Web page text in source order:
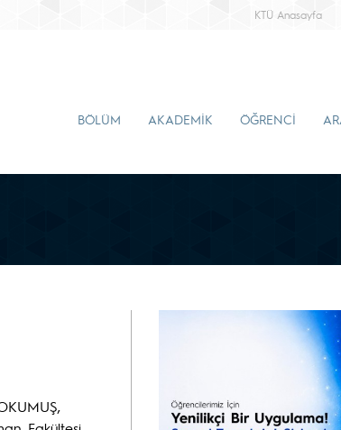
KTÜ Anasayfa
BÖLÜM AKADEMİK ÖĞRENCİ